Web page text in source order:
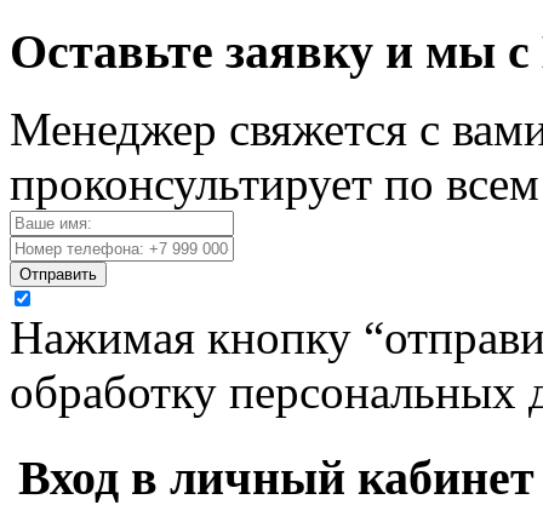
Оставьте заявку и мы
Менеджер свяжется с
проконсультирует по
Отправить
Нажимая кнопку
обработку персональных
Вход в личный кабинет